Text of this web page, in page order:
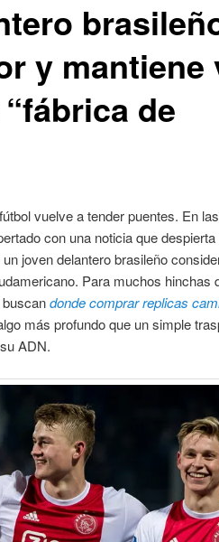
y mantiene
de
vuelve a tender puentes. En
con una noticia que despierta
joven delantero brasileño
Para muchos hinchas
donde comprar replicas
más profundo que un simple
ADN.